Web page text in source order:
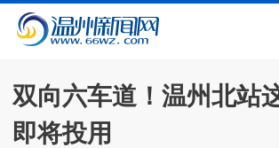
双向六车道！温州北站
即将投用